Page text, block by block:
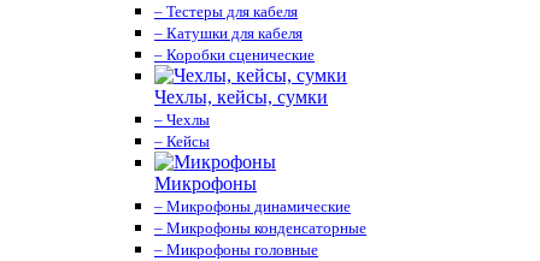
– Тестеры для кабеля
– Катушки для кабеля
– Коробки сценические
Чехлы, кейсы, сумки
– Чехлы
– Кейсы
Микрофоны
– Микрофоны динамические
– Микрофоны конденсаторные
– Микрофоны головные